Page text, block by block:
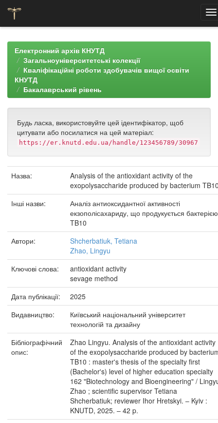
navigationЕлектронний архів КНУТД
Загальноуніверситетські колекції
Кваліфікаційні роботи здобувачів вищої освіти
КНУТД
Бакалаврський рівень
Будь ласка, використовуйте цей ідентифікатор, щоб
цитувати або посилатися на цей матеріал:
https://er.knutd.edu.ua/handle/123456789/30967
Назва:
Analysis of the antioxidant activity of the
exopolysaccharide produced by bacterium
Інші назви:
Аналіз антиоксидантної активності
екзополісахариду, що продукується бактерією
TB10
Автори:
Shcherbatiuk, Tetiana
Zhao, Lingyu
Ключові слова:
antioxidant activity
sevage method
Дата публікації:
2025
Видавництво:
Київський національний університет
технологій та дизайну
Бібліографічний
опис:
Zhao Lingyu. Analysis of the antioxidant activity
of the exopolysaccharide produced by
TB10 : master's thesis оf the specialty first
(Bachelor's) level of higher education specialty
162 "Biotechnology and Bioengineering" /
Zhao ; scientific supervisor Tetiana
Shcherbatiuk; reviewer Ihor Hretskyi. – Kyiv :
KNUTD, 2025. – 42 p.